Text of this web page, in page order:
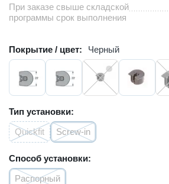
При заказе свыше складской
программы срок выполнения
Покрытие / цвет: Черный
Тип установки:
Quickfit
Screw-in
Способ установки:
Распорный